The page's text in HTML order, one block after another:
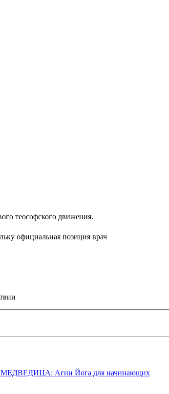
теософского движения.
официальная позиция врач